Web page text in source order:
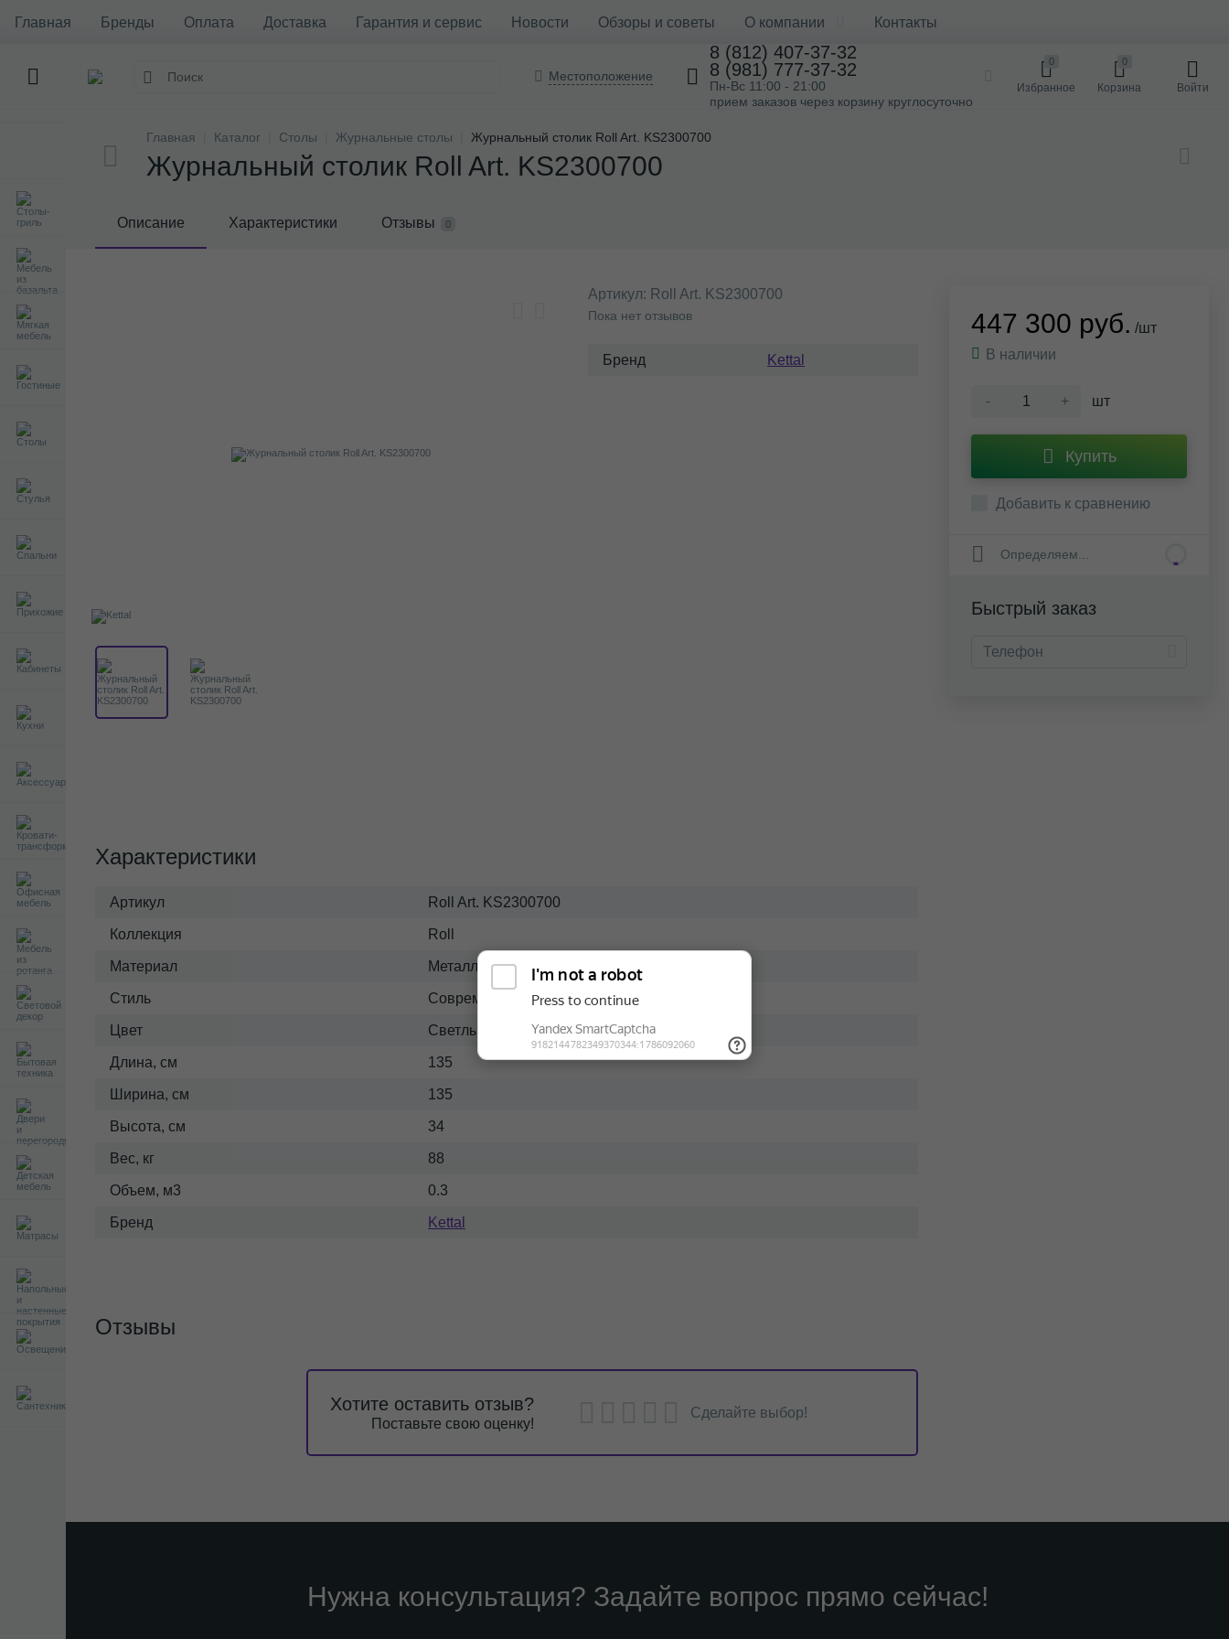
Главная Бренды Оплата Доставка Гарантия и сервис Новости Обзоры и советы О компании Контакты
Местоположение
8 (812) 407-37-32
8 (981) 777-37-32
Пн-Вс 11:00 - 21:00
прием заказов через корзину круглосуточно
0
Избранное
0
Корзина Войти
Главная Каталог Столы Журнальные столы Журнальный столик Roll Art. KS2300700
Журнальный столик Roll Art. KS2300700
Описание Характеристики Отзывы 0
Артикул: Roll Art. KS2300700
Пока нет отзывов
Бренд Kettal
Характеристики
Артикул Roll Art. KS2300700
Коллекция Roll
Материал Металл-мрамор
Стиль Современный
Цвет Светлый
Длина, см 135
Ширина, см 135
Высота, см 34
Вес, кг 88
Объем, м3 0.3
Бренд Kettal
447 300 руб. /шт
В наличии
- + шт
Купить
Добавить к сравнению
Определяем...
Быстрый заказ
Отзывы
Хотите оставить отзыв?
Поставьте свою оценку!
Сделайте выбор!
Нужна консультация? Задайте вопрос прямо сейчас!